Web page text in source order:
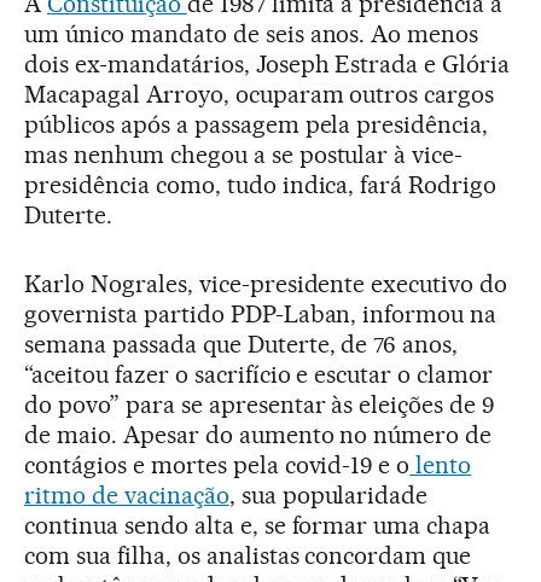
um único mandato de seis anos. Ao menos
dois ex-mandatários, Joseph Estrada e Glória
Macapagal Arroyo, ocuparam outros cargos
públicos após a passagem pela presidência,
mas nenhum chegou a se postular à vice-
presidência como, tudo indica, fará Rodrigo
Duterte.
Karlo Nograles, vice-presidente executivo do
governista partido PDP-Laban, informou na
semana passada que Duterte, de 76 anos,
“aceitou fazer o sacrifício e escutar o clamor
do povo” para se apresentar às eleições de 9
de maio. Apesar do aumento no número de
contágios e mortes pela covid-19 e o lento
ritmo de vacinação, sua popularidade
continua sendo alta e, se formar uma chapa
com sua filha, os analistas concordam que